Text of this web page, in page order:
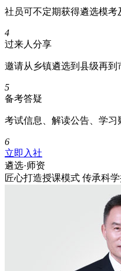
社员可不定期获得遴选模考
4
过来人分享
邀请从乡镇遴选到县级再
5
备考答疑
考试信息、解读公告、学
6
立即入社
遴选·师资
匠心打造授课模式 传承科